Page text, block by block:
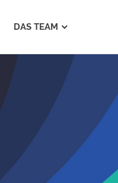
DAS TEAM